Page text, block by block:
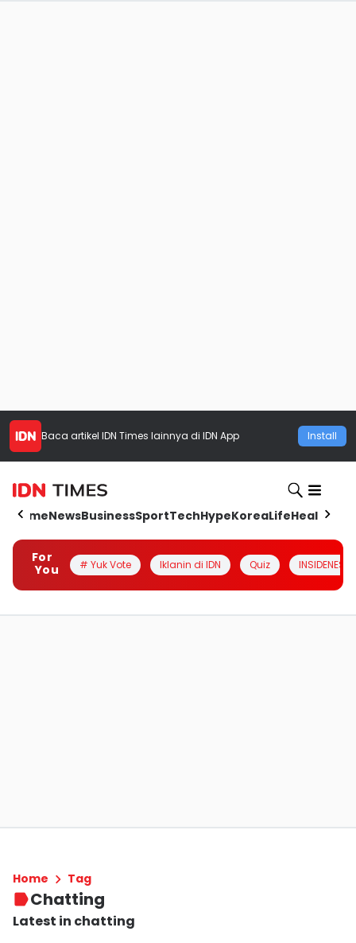
Baca artikel IDN Times lainnya di IDN App Install
HomeNewsBusinessSportTechHypeKoreaLifeHealth
For
You
# Yuk Vote Iklanin di IDN Quiz INSIDENESIA
Home Tag
Chatting
Latest in chatting